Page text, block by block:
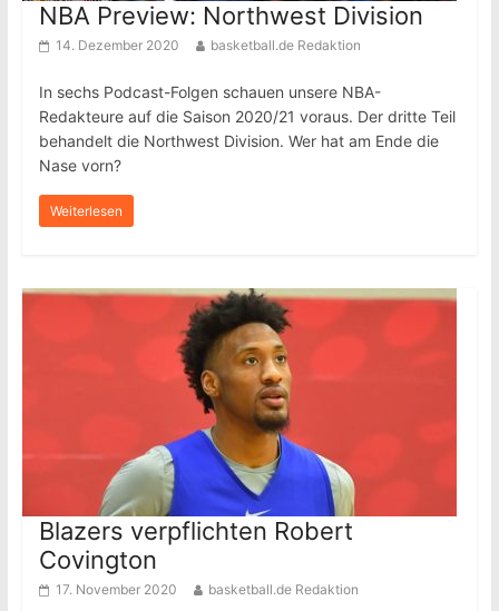
NBA Preview: Northwest Division
14. Dezember 2020 basketball.de Redaktion
In sechs Podcast-Folgen schauen unsere NBA-
Redakteure auf die Saison 2020/21 voraus. Der dritte Teil
behandelt die Northwest Division. Wer hat am Ende die
Nase vorn?
Weiterlesen
Blazers verpflichten Robert
Covington
17. November 2020 basketball.de Redaktion